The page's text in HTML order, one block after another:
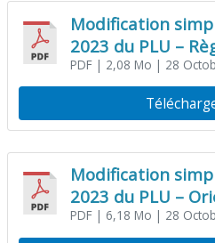
Modification
2023 du PLU –
PDF| 2,08 Mo | 28
Modification
2023 du PLU –
aménagement et
PDF| 6,18 Mo | 28